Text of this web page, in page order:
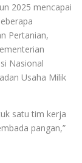
2025 mencapai
Pertanian,
Nasional
Usaha Milik
satu tim kerja
pangan,”